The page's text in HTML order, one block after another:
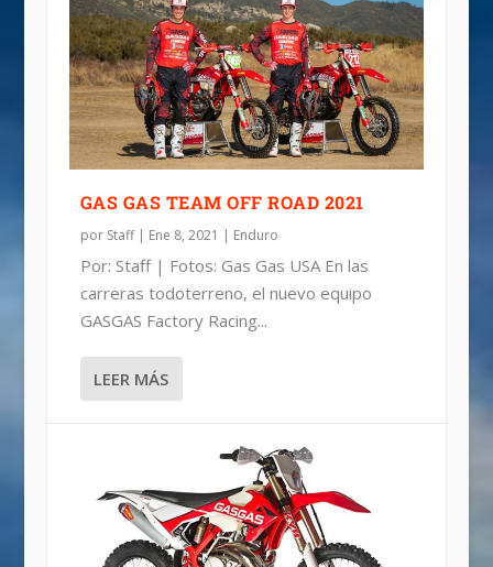
PRECIOS | GAS GAS 2019 DE ENDURO Y
TRIAL
GAS GAS TEAM OFF ROAD 2021
por Staff| Ene 8, 2021 | Enduro
Por: Staff | Fotos: Gas Gas USA En las
carreras todoterreno, el nuevo equipo
GASGAS Factory Racing...
LEER MÁS